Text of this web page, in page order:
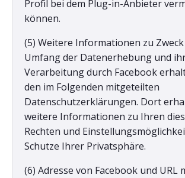
Profil bei dem Plug-in-Anbieter
können.
(5) Weitere Informationen zu
Umfang der Datenerhebung und
Verarbeitung durch Facebook
den im Folgenden mitgeteilten
Datenschutzerklärungen. Dort
weitere Informationen zu Ihren
Rechten und
Schutze Ihrer Privatsphäre.
(6) Adresse von Facebook und URL